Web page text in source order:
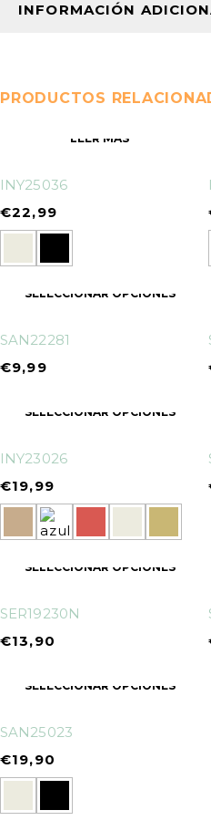
INFORMACIÓN
PRODUCTOS
LEER MÁS
INY25036
€22,99
SELECCIONAR OPCIONES
SAN22281
€9,99
SELECCIONAR OPCIONES
INY23026
€19,99
SELECCIONAR OPCIONES
SER19230N
€13,90
SELECCIONAR OPCIONES
SAN25023
€19,90